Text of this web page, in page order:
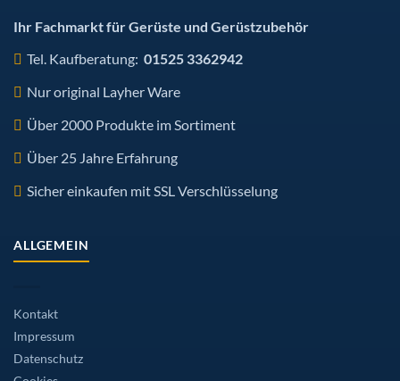
Ihr Fachmarkt für Gerüste und Gerüstzubehör
Tel. Kaufberatung: 01525 3362942
Nur original Layher Ware
Über 2000 Produkte im Sortiment
Über 25 Jahre Erfahrung
Sicher einkaufen mit SSL Verschlüsselung
ALLGEMEIN
Kontakt
Impressum
Datenschutz